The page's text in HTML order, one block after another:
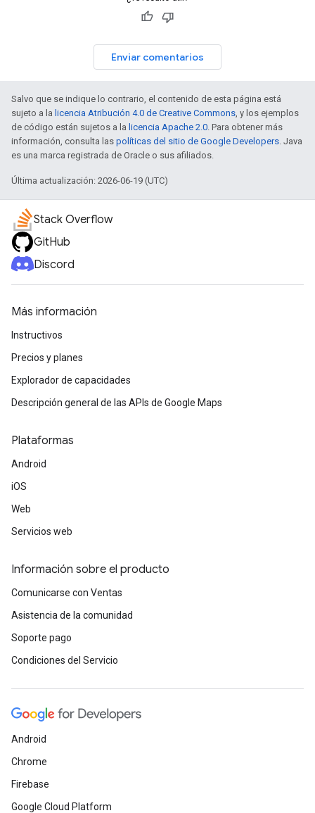
Enviar comentarios
Salvo que se indique lo contrario, el contenido de esta página está
sujeto a la licencia Atribución 4.0 de Creative Commons, y los ejemplos
de código están sujetos a la licencia Apache 2.0. Para obtener más
información, consulta las políticas del sitio de Google Developers. Java
es una marca registrada de Oracle o sus afiliados.
Última actualización: 2026-06-19 (UTC)
Stack Overflow
GitHub
Discord
Más información
Instructivos
Precios y planes
Explorador de capacidades
Descripción general de las APIs de Google Maps
Plataformas
Android
iOS
Web
Servicios web
Información sobre el producto
Comunicarse con Ventas
Asistencia de la comunidad
Soporte pago
Condiciones del Servicio
Android
Chrome
Firebase
Google Cloud Platform